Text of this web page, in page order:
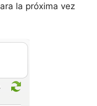
la próxima vez